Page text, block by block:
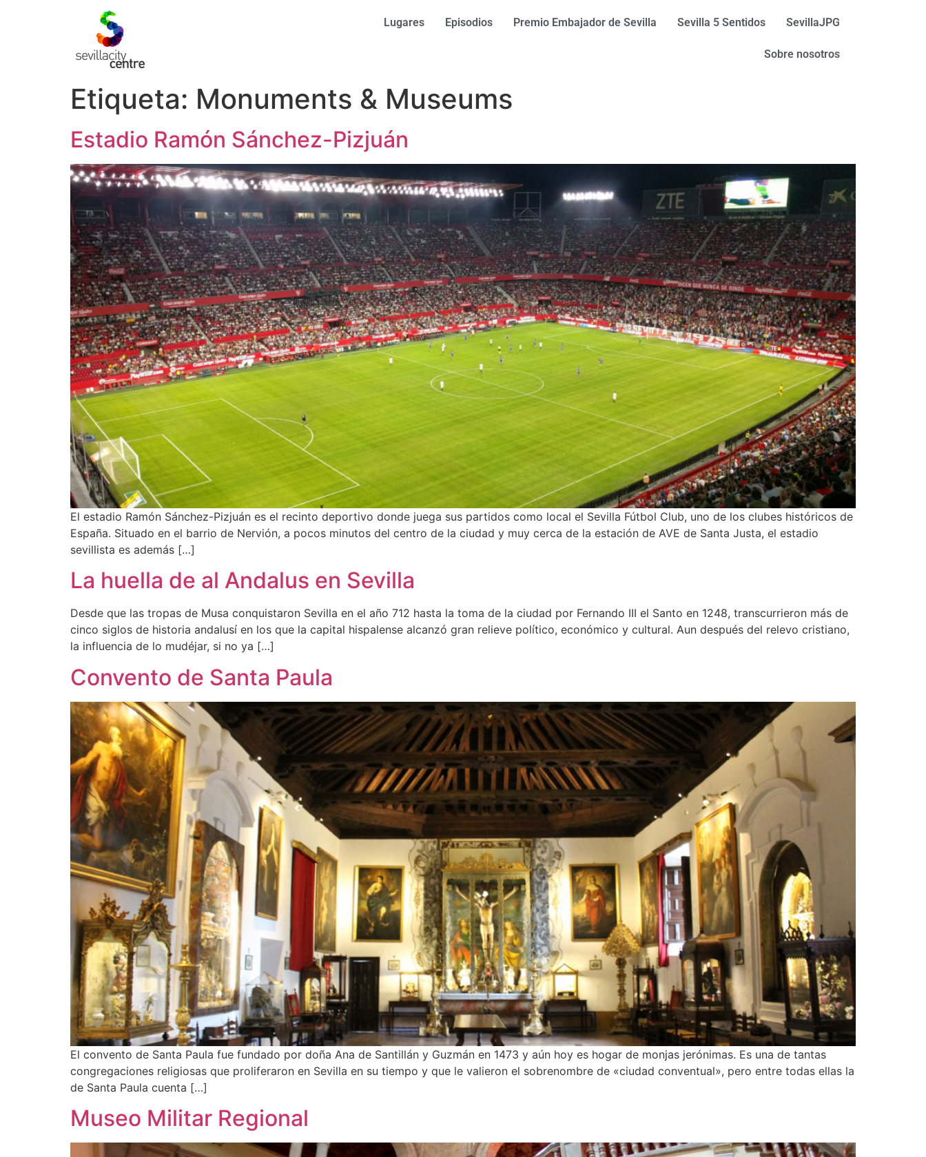
Lugares Episodios Premio Embajador de Sevilla Sevilla 5 Sentidos SevillaJPG
Sobre nosotros
Etiqueta: Monuments & Museums
Estadio Ramón Sánchez-Pizjuán
El estadio Ramón Sánchez-Pizjuán es el recinto deportivo donde juega sus partidos como local el Sevilla Fútbol Club, uno de los clubes históricos de
España. Situado en el barrio de Nervión, a pocos minutos del centro de la ciudad y muy cerca de la estación de AVE de Santa Justa, el estadio
sevillista es además […]
La huella de al Andalus en Sevilla
Desde que las tropas de Musa conquistaron Sevilla en el año 712 hasta la toma de la ciudad por Fernando III el Santo en 1248, transcurrieron más de
cinco siglos de historia andalusí en los que la capital hispalense alcanzó gran relieve político, económico y cultural. Aun después del relevo cristiano,
la influencia de lo mudéjar, si no ya […]
Convento de Santa Paula
El convento de Santa Paula fue fundado por doña Ana de Santillán y Guzmán en 1473 y aún hoy es hogar de monjas jerónimas. Es una de tantas
congregaciones religiosas que proliferaron en Sevilla en su tiempo y que le valieron el sobrenombre de «ciudad conventual», pero entre todas ellas la
de Santa Paula cuenta […]
Museo Militar Regional